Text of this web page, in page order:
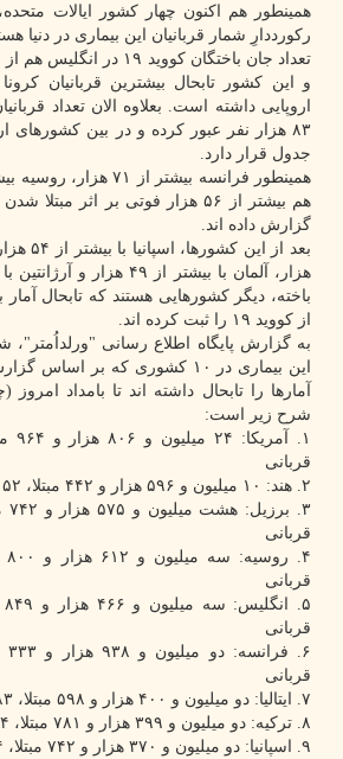
همینطور هم اکنون چهار کشور ایالات
رکورددارِ شمار قربانیان این بیماری در دنیا
و این کشور تابحال بیشترین قربانیان
اروپایی داشته است. بعلاوه الان تعداد
۸۳ هزار نفر عبور کرده و در بین کشورهای
جدول قرار دارد.
گزارش داده اند.
باخته، دیگر کشورهایی هستند که تابحال
از کووید ۱۹ را ثبت کرده اند.
به گزارش پایگاه اطلاع رسانی "ورلداُمتر"،
این بیماری در ۱۰ کشوری که بر
آمارها را تابحال داشته اند تا بامداد
شرح زیر است:
قربانی
۲. هند: ۱۰ میلیون و ۵۹۶ هزار و ۴۴۲ مبتلا، ۱۵۲ هزار و ۷۵۴ قربانی
قربانی
قربانی
قربانی
قربانی
۷. ایتالیا: دو میلیون و ۴۰۰ هزار و ۵۹۸ مبتلا، ۸۳ هزار و ۱۵۷ قربانی
۸. ترکیه: دو میلیون و ۳۹۹ هزار و ۷۸۱ مبتلا، ۲۴ هزار و ۳۲۸ قربانی
۹. اسپانیا: دو میلیون و ۳۷۰ هزار و ۷۴۲ مبتلا، ۵۴ هزار و ۱۷۳ قربانی